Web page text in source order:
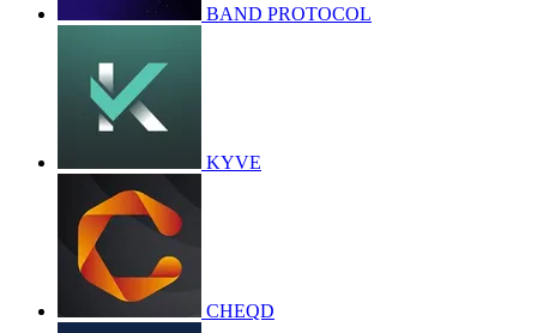
BAND PROTOCOL
KYVE
CHEQD